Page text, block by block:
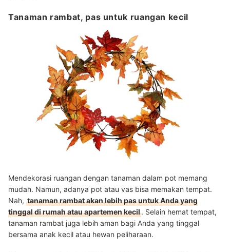
Tanaman rambat, pas untuk ruangan kecil
Mendekorasi ruangan dengan tanaman dalam pot memang
mudah. Namun, adanya pot atau vas bisa memakan tempat.
Nah, tanaman rambat akan lebih pas untuk Anda yang
tinggal di rumah atau apartemen kecil. Selain hemat tempat,
tanaman rambat juga lebih aman bagi Anda yang tinggal
bersama anak kecil atau hewan peliharaan.